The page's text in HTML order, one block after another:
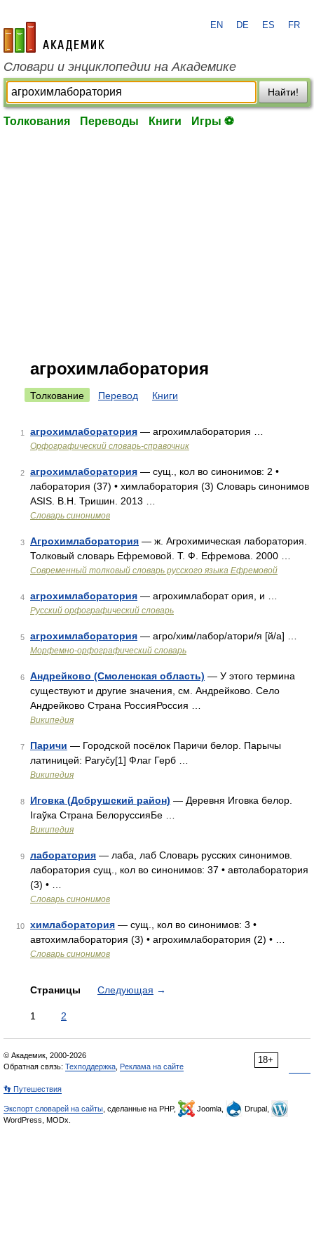
academic.ru
EN DE ES FR
Словари и энциклопедии на Академике
Найти!
Толкования Переводы Книги Игры ⚽
агрохимлаборатория
Толкование Перевод Книги
1 агрохимлаборатория — агрохимлаборатория …
Орфографический словарь-справочник
2 агрохимлаборатория — сущ., кол во синонимов: 2 •
лаборатория (37) • химлаборатория (3) Словарь синонимов
ASIS. В.Н. Тришин. 2013 …
Словарь синонимов
3 Агрохимлаборатория — ж. Агрохимическая лаборатория.
Толковый словарь Ефремовой. Т. Ф. Ефремова. 2000 …
Современный толковый словарь русского языка Ефремовой
4 агрохимлаборатория — агрохимлаборат ория, и …
Русский орфографический словарь
5 агрохимлаборатория — агро/хим/лабор/атори/я [й/а] …
Морфемно-орфографический словарь
6 Андрейково (Смоленская область) — У этого термина
существуют и другие значения, см. Андрейково. Село
Андрейково Страна РоссияРоссия …
Википедия
7 Паричи — Городской посёлок Паричи белор. Парычы
латиницей: Paryčy[1] Флаг Герб …
Википедия
8 Иговка (Добрушский район) — Деревня Иговка белор.
Iгаўка Страна БелоруссияБе …
Википедия
9 лаборатория — лаба, лаб Словарь русских синонимов.
лаборатория сущ., кол во синонимов: 37 • автолаборатория
(3) • …
Словарь синонимов
10 химлаборатория — сущ., кол во синонимов: 3 •
автохимлаборатория (3) • агрохимлаборатория (2) • …
Словарь синонимов
Страницы Следующая →
1 2
18+
© Академик, 2000-2026
Обратная связь: Техподдержка Реклама на сайте
👣 Путешествия
Экспорт словарей на сайты , сделанные на PHP, Joomla,
Drupal,
WordPress, MODx.